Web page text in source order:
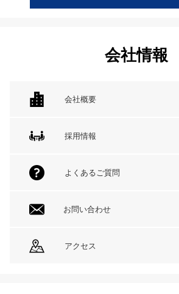
会社情報
会社概要
採用情報
よくあるご質問
お問い合わせ
アクセス